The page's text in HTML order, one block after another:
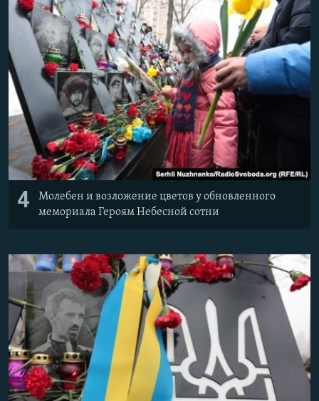
4
Молебен и возложение цветов у обновленного
мемориала Героям Небесной сотни